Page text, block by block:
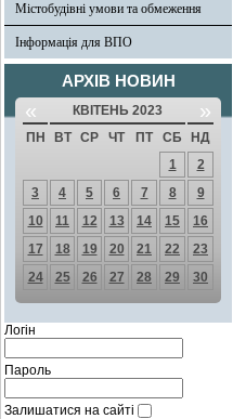
Містобудівні умови та обмеження
Інформація для ВПО
АРХІВ НОВИН
« КВІТЕНЬ 2023 »
ПН ВТ СР ЧТ ПТ СБ
НД
1
2
3
4 5 6 7 8
9
10
11 12 13 14 15
16
17
18 19 20 21 22
23
24
25 26 27 28 29 30
Логін
Пароль
Залишатися на сайті